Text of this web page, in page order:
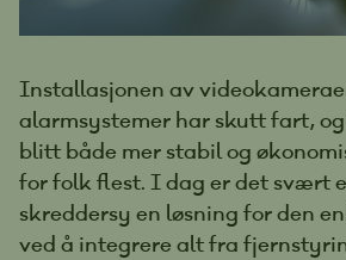
Installasjonen av
alarmsystemer har skutt fart,
blitt både mer stabil og
for folk flest. I dag er det svært
skreddersy en løsning for den
ved å integrere alt fra